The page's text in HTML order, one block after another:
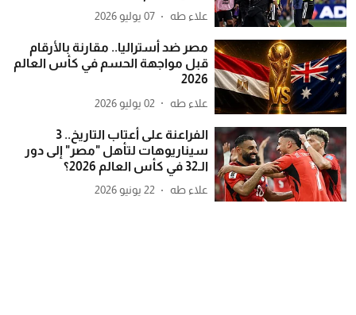
علاء طه 07 يوليو 2026
مصر ضد أستراليا.. مقارنة بالأرقام
قبل مواجهة الحسم في كأس العالم
2026
علاء طه 02 يوليو 2026
الفراعنة على أعتاب التاريخ.. 3
سيناريوهات لتأهل "مصر" إلى دور
الـ32 في كأس العالم 2026؟
علاء طه 22 يونيو 2026